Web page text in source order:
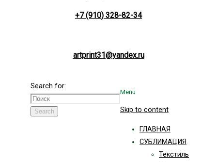
+7 (910) 328-82-34
artprint31@yandex.ru
Search for:
Search
Menu
Skip to content
ГЛАВНАЯ
СУБЛИМАЦИЯ
Текстиль